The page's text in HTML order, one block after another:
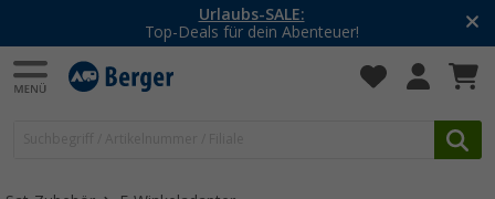
Urlaubs-SALE:
Top-Deals für dein Abenteuer!